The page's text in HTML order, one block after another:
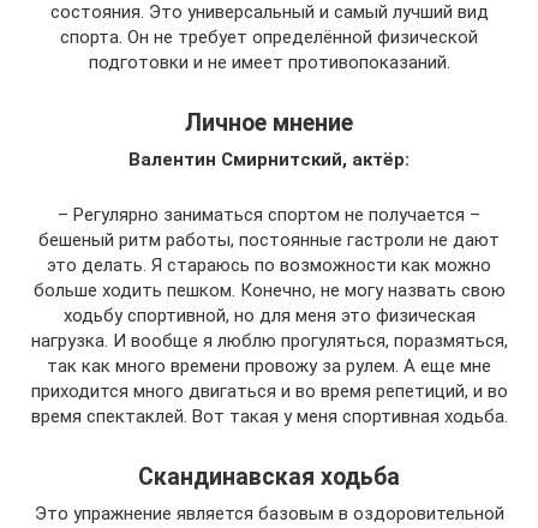
состояния. Это универсальный и самый лучший вид
спорта. Он не требует определённой физической
подготовки и не имеет противопоказаний.
Личное мнение
Валентин Смирнитский, актёр:
– Регулярно заниматься спортом не получается –
бешеный ритм работы, постоянные гастроли не дают
это делать. Я стараюсь по возможности как можно
больше ходить пешком. Конечно, не могу назвать свою
ходьбу спортивной, но для меня это физическая
нагрузка. И вообще я люблю прогуляться, поразмяться,
так как много времени провожу за рулем. А еще мне
приходится много двигаться и во время репетиций, и во
время спектаклей. Вот такая у меня спортивная ходьба.
Скандинавская ходьба
Это упражнение является базовым в оздоровительной